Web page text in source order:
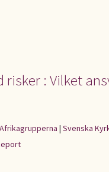
: Vilket
Afrikagrupperna | Svenska